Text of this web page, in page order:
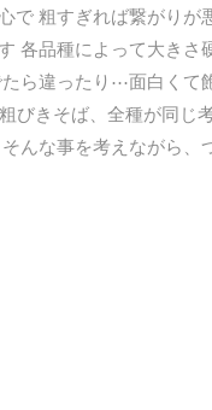
で 粗すぎれば繋がりが
各品種によって大きさ
ら違ったり⋯面白くて
びきそば、全種が同じ
んな事を考えながら、